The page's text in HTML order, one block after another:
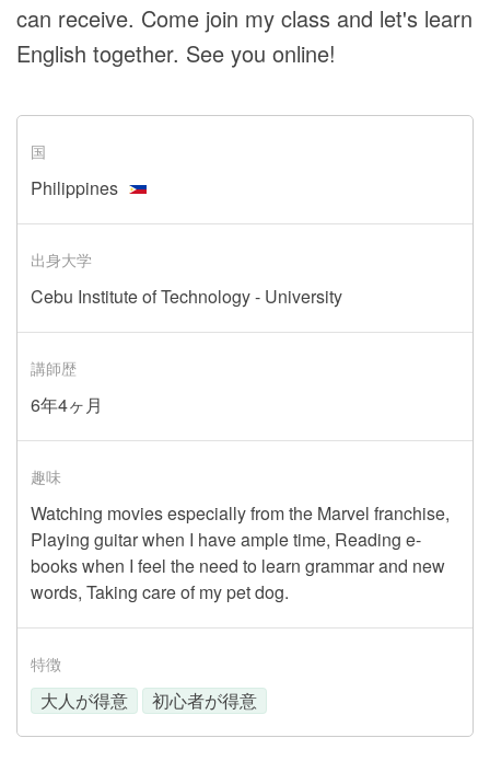
can receive. Come join my class and let's learn
English together. See you online!
国
Philippines
出身大学
Cebu Institute of Technology - University
講師歴
6年4ヶ月
趣味
Watching movies especially from the Marvel franchise,
Playing guitar when I have ample time, Reading e-
books when I feel the need to learn grammar and new
words, Taking care of my pet dog.
特徴
大人が得意 初心者が得意